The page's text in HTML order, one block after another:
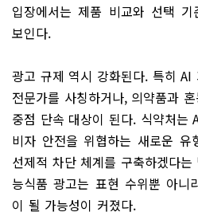
입장에서는 제품 비교와 선택
보인다.
광고 규제 역시 강화된다. 특히 AI
전문가를 사칭하거나, 의약품과
중점 단속 대상이 된다. 식약처는
비자 안전을 위협하는 새로운
선제적 차단 체계를 구축하겠다
능식품 광고는 표현 수위뿐 아니
이 될 가능성이 커졌다.